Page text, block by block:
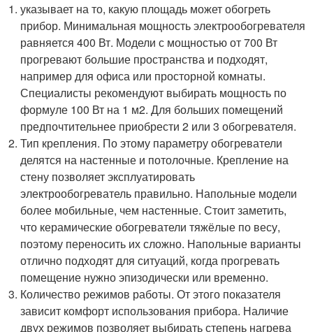
указывает на то, какую площадь может обогреть
прибор. Минимальная мощность электрообогревателя
равняется 400 Вт. Модели с мощностью от 700 Вт
прогревают большие пространства и подходят,
например для офиса или просторной комнаты.
Специалисты рекомендуют выбирать мощность по
формуле 100 Вт на 1 м2. Для больших помещений
предпочтительнее приобрести 2 или 3 обогревателя.
Тип крепления. По этому параметру обогреватели
делятся на настенные и потолочные. Крепление на
стену позволяет эксплуатировать
электрообогреватель правильно. Напольные модели
более мобильные, чем настенные. Стоит заметить,
что керамические обогреватели тяжёлые по весу,
поэтому переносить их сложно. Напольные варианты
отлично подходят для ситуаций, когда прогревать
помещение нужно эпизодически или временно.
Количество режимов работы. От этого показателя
зависит комфорт использования прибора. Наличие
двух режимов позволяет выбирать степень нагрева